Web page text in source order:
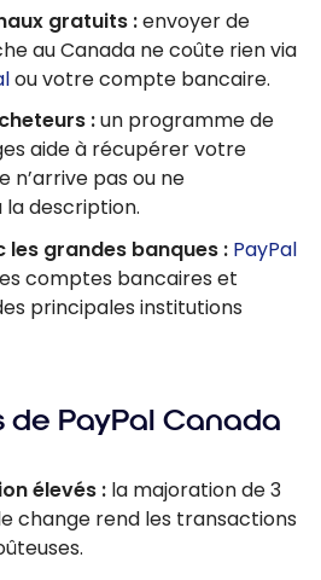
gratuits :envoyer de
au Canada ne coûte rien via
ou votre compte bancaire.
:un programme de
aide à récupérer votre
n’arrive pas ou ne
description.
grandes banques : PayPal
comptes bancaires et
principales institutions
de PayPal Canada
élevés : la majoration de 3
change rend les transactions